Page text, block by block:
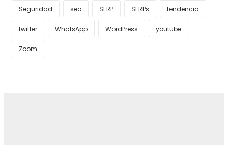
Seguridad seo SERP SERPs tendencia
twitter WhatsApp WordPress youtube
Zoom